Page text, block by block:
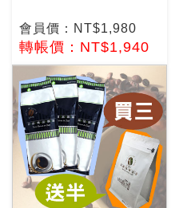
會員價：NT$1,980
轉帳價：NT$1,940